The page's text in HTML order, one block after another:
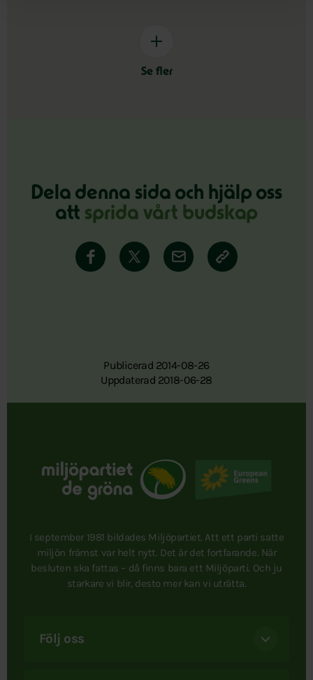
Se fler
Dela denna sida och hjälp oss
att sprida vårt budskap
Publicerad 2014-08-26
Uppdaterad 2018-06-28
I september 1981 bildades Miljöpartiet. Att ett parti satte
miljön främst var helt nytt. Det är det fortfarande. När
besluten ska fattas – då finns bara ett Miljöparti. Och ju
starkare vi blir, desto mer kan vi uträtta.
Följ oss